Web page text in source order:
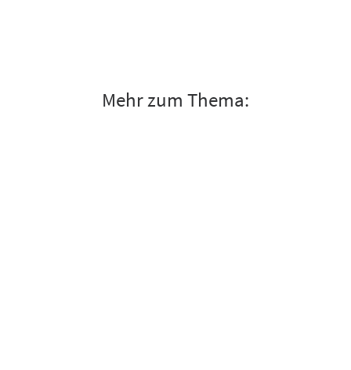
Mehr zum Thema: